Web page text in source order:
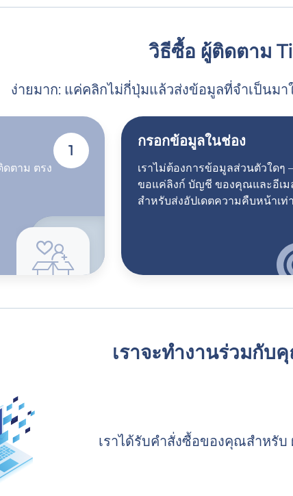
วิธีซื้อ ผู้ติดตาม
ง่ายมาก: แค่คลิกไม่กี่ปุ่มแล้วส่งข้อมูลที่จำเป็นมา
ดตาม ตรง
1
กรอกข้อมูลในช่อง
เราไม่ต้องการข้อมูลส่วนตัวใดๆ
ขอแค่ลิงก์ บัญชี ของคุณและอีเม
สำหรับส่งอัปเดตความคืบหน้าเท่
เราจะทำงานร่วมกับ
เราได้รับคำสั่งซื้อของคุณสำหรับ